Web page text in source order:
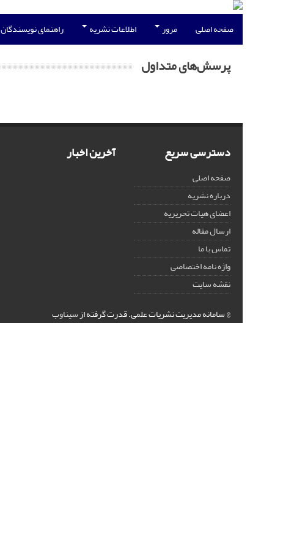
صفحه اصلی مرور اطلاعات نشریه راهنمای نویسندگان
پرسش‌های متداول
دسترسی سریع
صفحه اصلی
درباره نشریه
اعضای هیات تحریریه
ارسال مقاله
تماس با ما
واژه نامه اختصاصی
نقشه سایت
آخرین اخبار
© سامانه مدیریت نشریات علمی.قدرت گرفته ازسیناوب